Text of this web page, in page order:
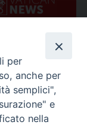
per
anche per
semplici",
e
nella